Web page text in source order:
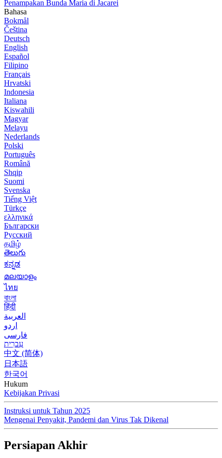
Penampakan Bunda Maria di Jacarei
Bahasa
Bokmål
Čeština
Deutsch
English
Español
Filipino
Français
Hrvatski
Indonesia
Italiana
Kiswahili
Magyar
Melayu
Nederlands
Polski
Português
Română
Shqip
Suomi
Svenska
Tiếng Việt
Türkçe
ελληνικά
Български
Русский
தமிழ்
తెలుగు
ಕನ್ನಡ
മലയാളം
ไทย
বাংলা
हिंदी
العربية
اردو
فارسی
עִברִית
中文 (简体)
日本語
한국어
Hukum
Kebijakan Privasi
Instruksi untuk Tahun 2025
Mengenai Penyakit, Pandemi dan Virus Tak Dikenal
Persiapan Akhir